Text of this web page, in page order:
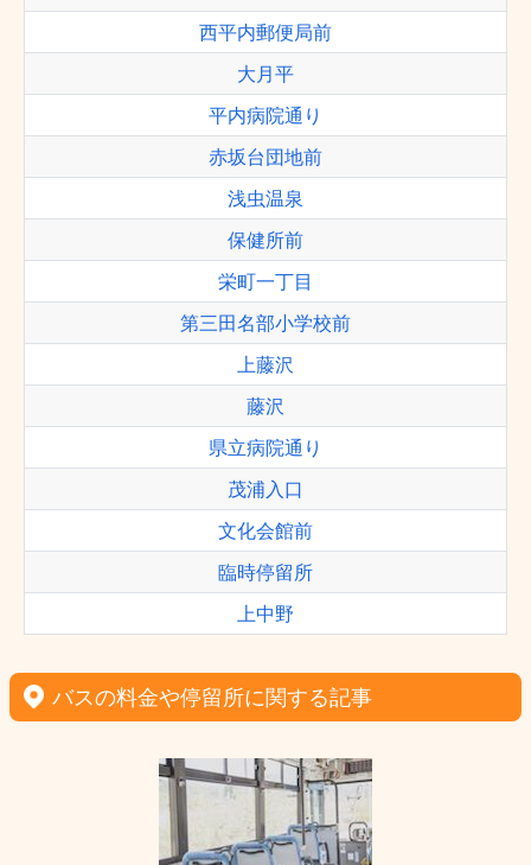
西平内郵便局前
大月平
平内病院通り
赤坂台団地前
浅虫温泉
保健所前
栄町一丁目
第三田名部小学校前
上藤沢
藤沢
県立病院通り
茂浦入口
文化会館前
臨時停留所
上中野
バスの料金や停留所に関する記事